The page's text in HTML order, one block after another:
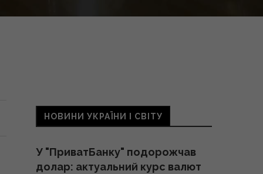
НОВИНИ УКРАЇНИ І СВІТУ
У "ПриватБанку" подорожчав
долар: актуальний курс валют